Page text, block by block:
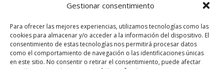
Gestionar consentimiento
Para ofrecer las mejores experiencias, utilizamos tecnologías como las
cookies para almacenar y/o acceder a la información del dispositivo. El
consentimiento de estas tecnologías nos permitirá procesar datos
como el comportamiento de navegación o las identificaciones únicas
en este sitio. No consentir o retirar el consentimiento, puede afectar
Correo Institucional
Notificaciones judiciales